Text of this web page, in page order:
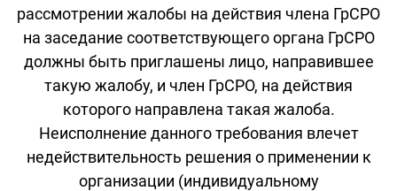
рассмотрении жалобы на действия члена ГрСРО
на заседание соответствующего органа ГрСРО
должны быть приглашены лицо, направившее
такую жалобу, и член ГрСРО, на действия
которого направлена такая жалоба.
Неисполнение данного требования влечет
недействительность решения о применении к
организации (индивидуальному